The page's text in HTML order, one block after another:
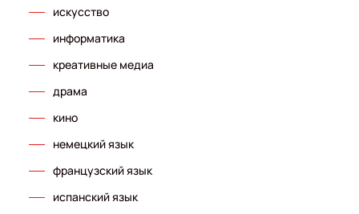
искусство
информатика
креативные медиа
драма
кино
немецкий язык
французский язык
испанский язык